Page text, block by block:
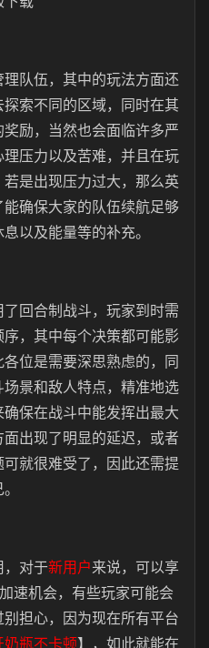
队伍，其中的玩法方面还
索不同的区域，同时在其
励，当然也会面临许多严
压力以及苦难，并且在玩
是出现压力过大，那么英
确保大家的队伍续航足够
以及能量等的补充。
回合制战斗，玩家到时需
，其中每个决策都可能影
位是需要深思熟虑的，同
景和敌人特点，精准地选
保在战斗中能发挥出最大
出现了明显的延迟，或者
就很难受了，因此还需提
，对于新用户来说，可以享
速机会，有些玩家可能会
担心，因为现在所有平台
奶瓶不卡顿】，如此就能在